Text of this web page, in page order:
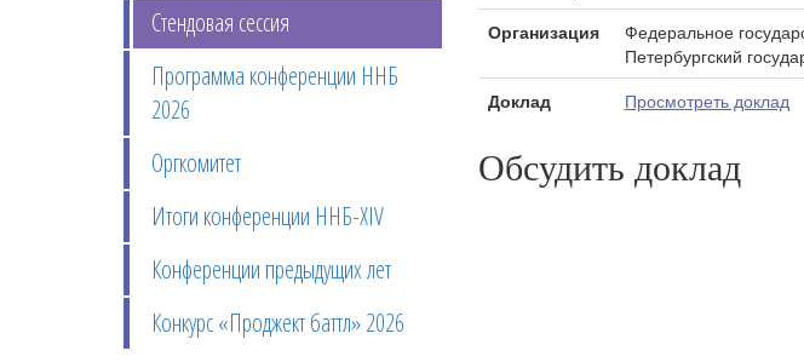
Стендовая сессия
Программа конференции ННБ
2026
Оргкомитет
Итоги конференции ННБ-XIV
Конференции предыдущих лет
Конкурс «Проджект баттл» 2026
Организация
Федеральное
Петербургский
Доклад
Просмотреть доклад
Обсудить доклад